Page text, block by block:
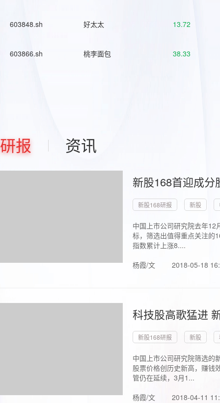
603848.sh 好太太 13.72
603866.sh 桃李面包 38.33
研报 资讯
新股168首迎成
新股168研报 新股
中国上市公司研究院去年
标，筛选出值得重点关注的
指数累计上涨8....
杨霞/文
2018-05-18
科技股高歌猛进
新股168研报 新股
中国上市公司研究院筛选的
股票价格创历史新高，赚钱
管仍在延续，3月1...
杨霞/文
2018-04-11